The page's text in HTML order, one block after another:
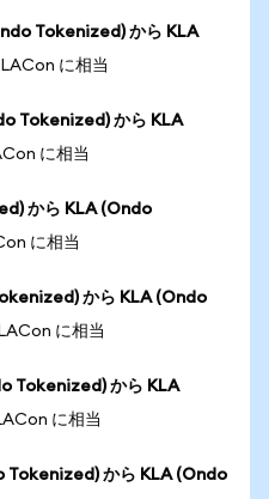
Tokenized) から KLA
に相当
Tokenized) から KLA
に相当
から KLA (Ondo
に相当
から KLA (Ondo
に相当
Tokenized) から KLA
に相当
から KLA (Ondo